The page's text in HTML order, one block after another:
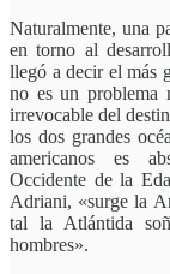
Naturalmente, una
en torno al
llegó a decir el más
no es un problema
irrevocable del
los dos grandes
americanos es
Occidente de la
Adriani, «surge la
tal la Atlántida
hombres».